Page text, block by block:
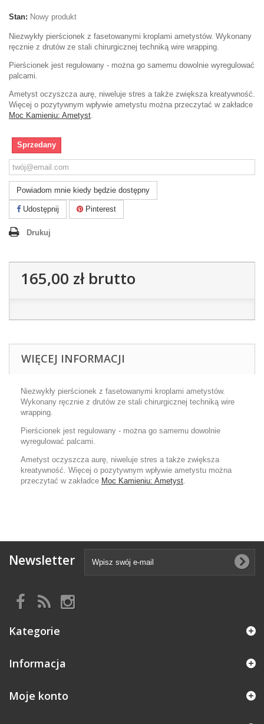
Stan: Nowy produkt
Niezwykły pierścionek z fasetowanymi kroplami ametystów. Wykonany
ręcznie z drutów ze stali chirurgicznej techniką wire wrapping.
Pierścionek jest regulowany - można go samemu dowolnie wyregulować
palcami.
Ametyst oczyszcza aurę, niweluje stres a także zwiększa kreatywność.
Więcej o pozytywnym wpływie ametystu można przeczytać w zakładce
Moc Kamieniu: Ametyst.
Sprzedany
Powiadom mnie kiedy będzie dostępny
Udostępnij Pinterest
Drukuj
165,00 złbrutto
WIĘCEJ INFORMACJI
Niezwykły pierścionek z fasetowanymi kroplami ametystów.
Wykonany ręcznie z drutów ze stali chirurgicznej techniką wire
wrapping.
Pierścionek jest regulowany - można go samemu dowolnie
wyregulować palcami.
Ametyst oczyszcza aurę, niweluje stres a także zwiększa
kreatywność. Więcej o pozytywnym wpływie ametystu można
przeczytać w zakładce Moc Kamieniu: Ametyst.
Newsletter
Kategorie
Informacja
Moje konto